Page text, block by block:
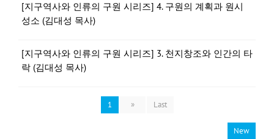
[지구역사와 인류의 구원 시리즈] 4. 구원의 계획과 원시
성소 (김대성 목사)
[지구역사와 인류의 구원 시리즈] 3. 천지창조와 인간의 타
락 (김대성 목사)
1 » Last
New